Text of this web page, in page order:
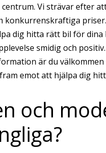
Vi strävar efter
konkurrenskraftiga
dig hitta rätt bil för dina
smidig och
är du
emot att hjälpa dig
och